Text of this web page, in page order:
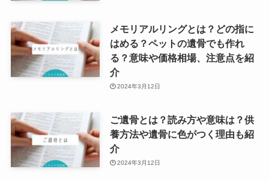
メモリアルリングとは？どの指に
はめる？ペットの遺骨でも作れ
る？意味や価格相場、注意点を紹
介
2024年3月12日
ご遺骨とは？読み方や意味は？供
養方法や遺骨に色がつく理由も紹
介
2024年3月12日